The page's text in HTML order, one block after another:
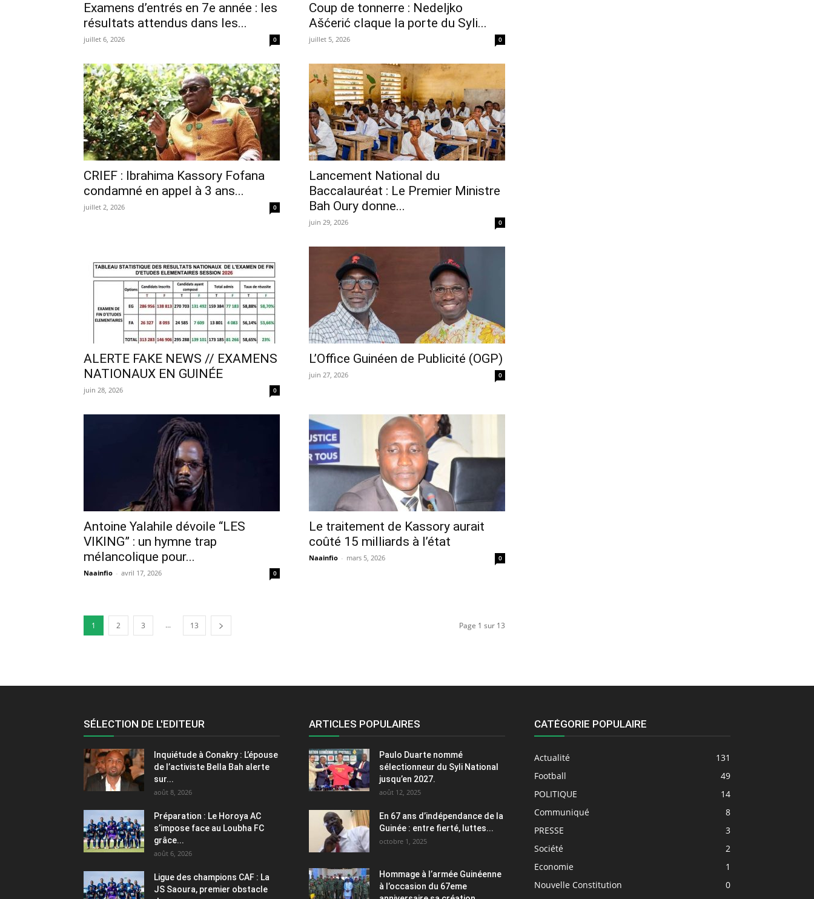
Examens d’entrés en 7e année : les
résultats attendus dans les...
juillet 6, 2026 0
Coup de tonnerre : Nedeljko
Ašćerić claque la porte du Syli...
juillet 5, 2026 0
CRIEF : Ibrahima Kassory Fofana
condamné en appel à 3 ans...
juillet 2, 2026 0
Lancement National du
Baccalauréat : Le Premier Ministre
Bah Oury donne...
juin 29, 2026 0
ALERTE FAKE NEWS // EXAMENS
NATIONAUX EN GUINÉE
juin 28, 2026 0
L’Office Guinéen de Publicité (OGP)
juin 27, 2026 0
Antoine Yalahile dévoile “LES
VIKING” : un hymne trap
mélancolique pour...
Naainfio - avril 17, 2026 0
Le traitement de Kassory aurait
coûté 15 milliards à l’état
Naainfio - mars 5, 2026 0
1 2 3 ... 13 Page 1 sur 13
SÉLECTION DE L'EDITEUR
Inquiétude à Conakry : L’épouse
de l’activiste Bella Bah alerte
sur...
août 8, 2026
Préparation : Le Horoya AC
s’impose face au Loubha FC
grâce...
août 6, 2026
Ligue des champions CAF : La
JS Saoura, premier obstacle
ARTICLES POPULAIRES
Paulo Duarte nommé
sélectionneur du Syli National
jusqu’en 2027.
août 12, 2025
En 67 ans d’indépendance de la
Guinée : entre fierté, luttes...
octobre 1, 2025
Hommage à l’armée Guinéenne
à l’occasion du 67eme
CATÉGORIE POPULAIRE
Actualité
131
Football
49
POLITIQUE
14
Communiqué
8
PRESSE
3
Société
2
Economie
1
Nouvelle Constitution
0